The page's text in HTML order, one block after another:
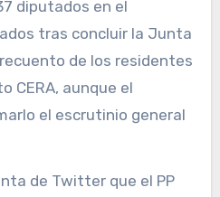
diputados en el
tras concluir la Junta
de los residentes
CERA, aunque el
el escrutinio general
de Twitter que el PP